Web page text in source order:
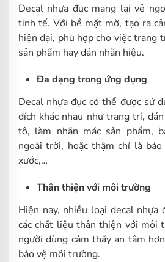
Decal nhựa đục mang lại vẻ
tinh tế. Với bề mặt mờ, tạo ra
hiện đại, phù hợp cho việc trang
sản phẩm hay dán nhãn hiệu.
Đa dạng trong ứng dụng
Decal nhựa đục có thể được sử
đích khác nhau như trang trí,
tô, làm nhãn mác sản phẩm,
ngoài trời, hoặc thậm chí là
xước,…
Thân thiện với môi trường
Hiện nay, nhiều loại decal nhựa
các chất liệu thân thiện với môi
người dùng cảm thấy an tâm
bảo vệ môi trường.